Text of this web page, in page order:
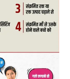
का ‘खामोश पहरेदार’, दुर्लभ